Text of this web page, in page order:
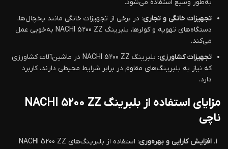
به‌طور وسیع استفاده می‌شود.
تجهیزات خانگی و تجاری: در برخی از تجهیزات خانگی مانند یخچال‌ها،
دستگاه‌های تهویه و کولرها، بلبرینگ NACHI 5200 ZZ به‌خوبی عمل
می‌کند.
تجهیزات کشاورزی
: بلبرینگ NACHI 5200 ZZ در ماشین‌آلات کشاورزی
که نیاز به بلبرینگ‌های مقاوم در برابر شرایط محیطی دارند، کاربرد
دارد.
مزایای استفاده از بلبرینگ NACHI 5200 ZZ
ناچی
افزایش کارایی و بهره‌وری
: استفاده از بلبرینگ‌های NACHI 5200 ZZ